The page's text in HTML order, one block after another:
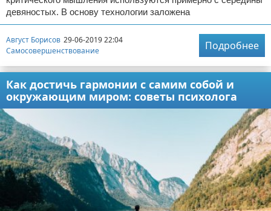
девяностых. В основу технологии заложена
Август Борисов 29-06-2019 22:04
Самосовершенствование
Подробнее
Как достичь гармонии с самим собой и
окружающим миром: советы психолога